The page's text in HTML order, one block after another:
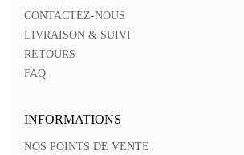
CONTACTEZ-NOUS
LIVRAISON & SUIVI
RETOURS
FAQ
INFORMATIONS
NOS POINTS DE VENTE